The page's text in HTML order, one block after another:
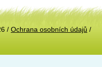
/ Ochrana osobních údajů /